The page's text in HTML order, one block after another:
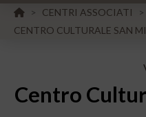
HOME
> CENTRI ASSOCIATI
>
CENTRO CULTURALE SAN
Centro